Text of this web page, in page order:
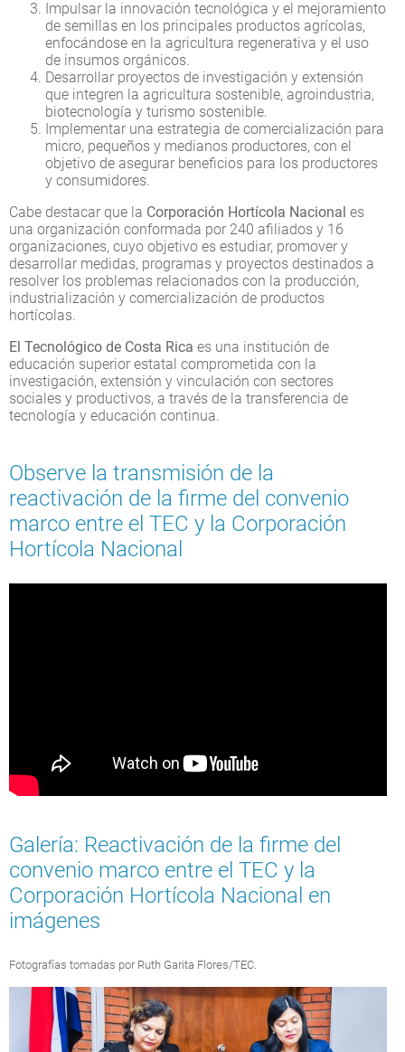
Impulsar la innovación tecnológica y el mejoramiento
de semillas en los principales productos agrícolas,
enfocándose en la agricultura regenerativa y el uso
de insumos orgánicos.
Desarrollar proyectos de investigación y extensión
que integren la agricultura sostenible, agroindustria,
biotecnología y turismo sostenible.
Implementar una estrategia de comercialización para
micro, pequeños y medianos productores, con el
objetivo de asegurar beneficios para los productores
y consumidores.
Cabe destacar que la Corporación Hortícola Nacional es
una organización conformada por 240 afiliados y 16
organizaciones, cuyo objetivo es estudiar, promover y
desarrollar medidas, programas y proyectos destinados a
resolver los problemas relacionados con la producción,
industrialización y comercialización de productos
hortícolas.
El Tecnológico de Costa Rica es una institución de
educación superior estatal comprometida con la
investigación, extensión y vinculación con sectores
sociales y productivos, a través de la transferencia de
tecnología y educación continua.
Observe la transmisión de la
reactivación de la firme del convenio
marco entre el TEC y la Corporación
Hortícola Nacional
Galería: Reactivación de la firme del
convenio marco entre el TEC y la
Corporación Hortícola Nacional en
imágenes
Fotografías tomadas por Ruth Garita Flores/TEC.